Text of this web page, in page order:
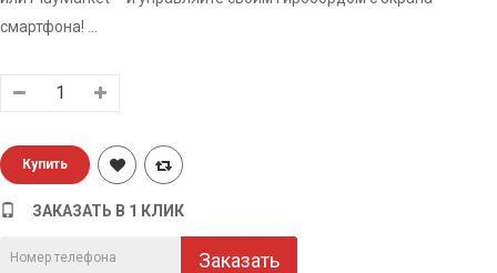
смартфона! ...
ЗАКАЗАТЬ В 1 КЛИК
Заказать